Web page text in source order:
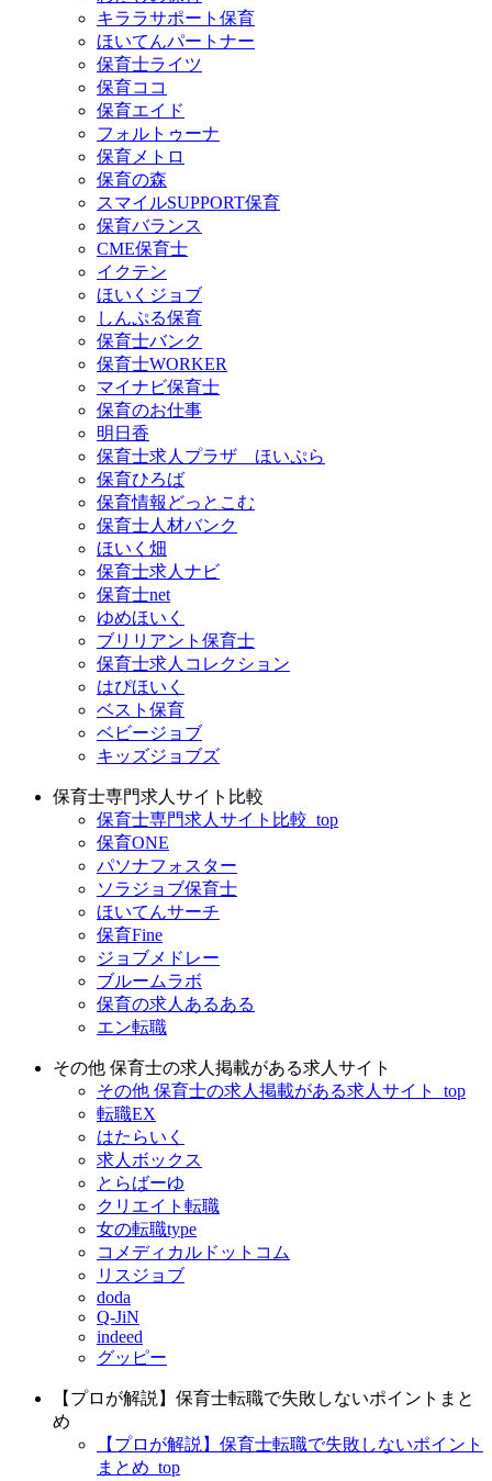
キララサポート保育
ほいてんパートナー
保育士ライツ
保育ココ
保育エイド
フォルトゥーナ
保育メトロ
保育の森
スマイルSUPPORT保育
保育バランス
CME保育士
イクテン
ほいくジョブ
しんぷる保育
保育士バンク
保育士WORKER
マイナビ保育士
保育のお仕事
明日香
保育士求人プラザ ほいぷら
保育ひろば
保育情報どっとこむ
保育士人材バンク
ほいく畑
保育士求人ナビ
保育士net
ゆめほいく
ブリリアント保育士
保育士求人コレクション
はぴほいく
ベスト保育
ベビージョブ
キッズジョブズ
保育士専門求人サイト比較
保育士専門求人サイト比較_top
保育ONE
パソナフォスター
ソラジョブ保育士
ほいてんサーチ
保育Fine
ジョブメドレー
ブルームラボ
保育の求人あるある
エン転職
その他 保育士の求人掲載がある求人サイト
その他 保育士の求人掲載がある求人サイト_top
転職EX
はたらいく
求人ボックス
とらばーゆ
クリエイト転職
女の転職type
コメディカルドットコム
リスジョブ
doda
Q-JiN
indeed
グッピー
【プロが解説】保育士転職で失敗しないポイントまと
め
【プロが解説】保育士転職で失敗しないポイント
まとめ_top